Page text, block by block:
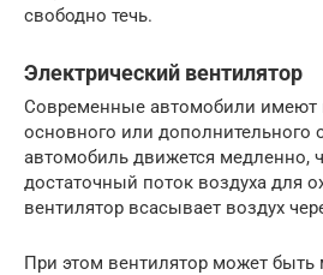
свободно течь.
Электрический вентилятор
Современные автомобили имеют
основного или дополнительного
автомобиль движется медленно,
достаточный поток воздуха для
вентилятор всасывает воздух
При этом вентилятор может быть